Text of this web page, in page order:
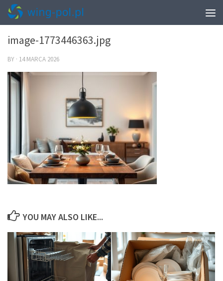
0
image-1773446363.jpg
BY · 14 MARCA 2026
YOU MAY ALSO LIKE...